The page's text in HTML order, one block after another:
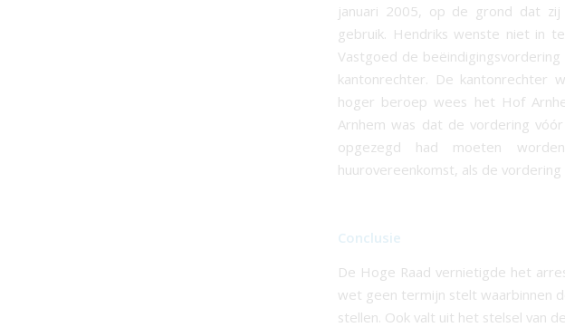
januari 2005, op de grond dat
gebruik. Hendriks wenste niet in
Vastgoed de
kantonrechter. De kantonrechter
hoger beroep wees het Hof
Arnhem was dat de vordering
opgezegd had moeten
huurovereenkomst, als de
Conclusie
De Hoge Raad vernietigde het
wet geen termijn stelt waarbinnen
stellen. Ook valt uit het stelsel van